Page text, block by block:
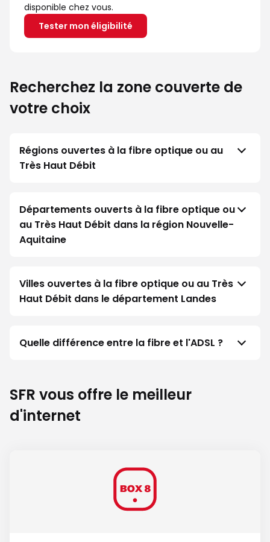
disponible chez vous.
Tester mon éligibilité
Recherchez la zone couverte de
votre choix
Régions ouvertes à la fibre optique ou au
Très Haut Débit
Départements ouverts à la fibre optique ou
au Très Haut Débit dans la région Nouvelle-
Aquitaine
Villes ouvertes à la fibre optique ou au Très
Haut Débit dans le département Landes
Quelle différence entre la fibre et l'ADSL ?
SFR vous offre le meilleur
d'internet